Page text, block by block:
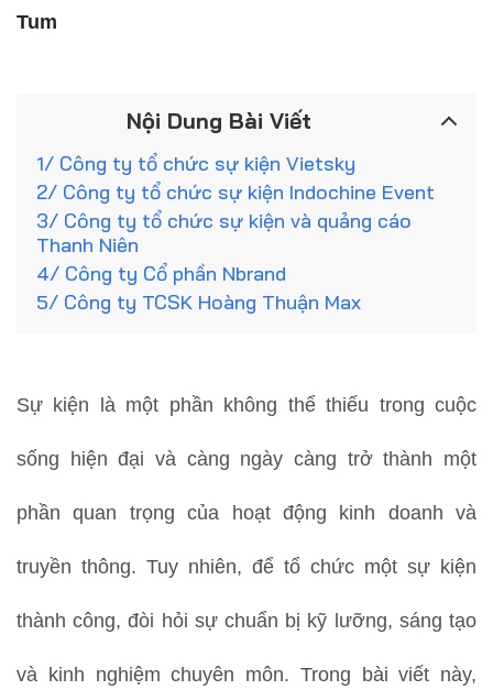
Tum
Nội Dung Bài Viết
1/ Công ty tổ chức sự kiện Vietsky
2/ Công ty tổ chức sự kiện Indochine Event
3/ Công ty tổ chức sự kiện và quảng cáo
Thanh Niên
4/ Công ty Cổ phần Nbrand
5/ Công ty TCSK Hoàng Thuận Max
Sự kiện là một phần không thể thiếu trong cuộc
sống hiện đại và càng ngày càng trở thành một
phần quan trọng của hoạt động kinh doanh và
truyền thông. Tuy nhiên, để tổ chức một sự kiện
thành công, đòi hỏi sự chuẩn bị kỹ lưỡng, sáng tạo
và kinh nghiệm chuyên môn. Trong bài viết này,